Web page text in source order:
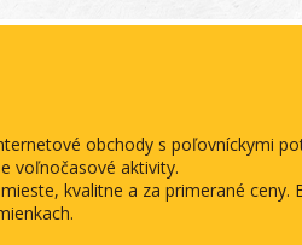
obchody s poľovníckymi
voľnočasové aktivity.
kvalitne a za primerané